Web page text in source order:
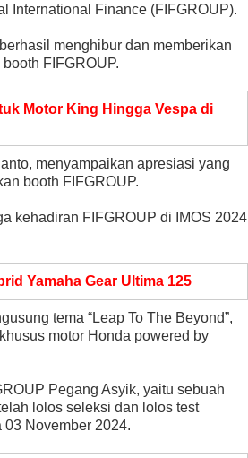
International Finance (FIFGROUP).
menghibur dan memberikan
FIFGROUP.
Motor King Hingga Vespa di
menyampaikan apresiasi yang
booth FIFGROUP.
kehadiran FIFGROUP di IMOS 2024
Yamaha Gear Ultima 125
tema “Leap To The Beyond”,
motor Honda powered by
Pegang Asyik, yaitu sebuah
lolos seleksi dan lolos test
November 2024.